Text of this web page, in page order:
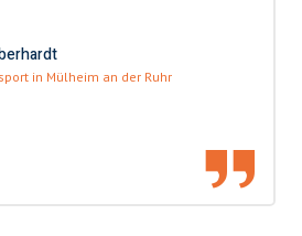
in Mülheim an der Ruhr